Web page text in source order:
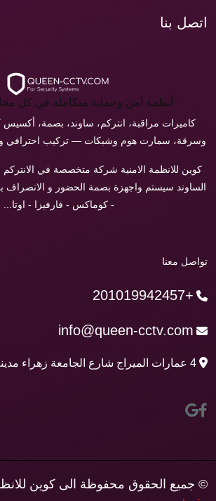
اتصل بنا
أنظمة أمن وحماية متكاملة في كل
كاميرات مراقبة، انتركم، ساوند، بصمة، أكسيس
وسرقة، سمارت هوم وشبكات — تركيب احترافي
كوين للانظمة الامنية شركة متخصصة في الانتركم و
الساوند سيستم واجهزة بصمة الحضور و الانصراف
- كوماكس - فارفيزا - اوتا...
تواصل معنا
+201019942457
info@queen-cctv.com
4 عمارات الميراج شارع الجامعة زهراء مدينة نصر القاهرة مصر
© جميع الحقوق محفوظة الى كوين للانظمة